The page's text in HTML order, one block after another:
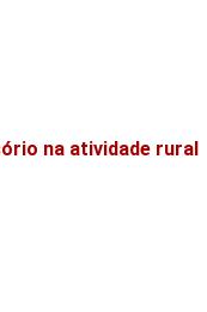
na atividade rural